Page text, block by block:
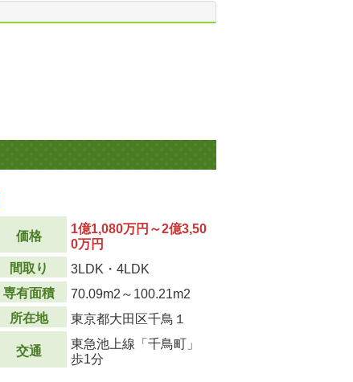
価格
1億1,080万円～2億3,50
0万円
間取り
3LDK・4LDK
専有面積
70.09m2 ～100.21m2
所在地
東京都大田区千鳥１
交通
東急池上線「千鳥町」
歩1分